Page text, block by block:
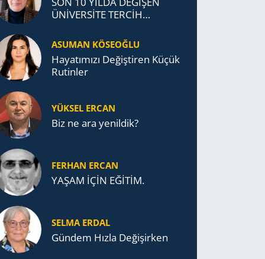
ÜNİVERSİTE TERCİH
ASUMAN KÖSEOĞLU
Ha­ya­tı­mı­zı De­ğiş­ti­ren Küçük
Ru­tin­ler
YÜKSEL ERCAN
Biz ne ara yenildik?
FERHAN ERCAN
YAŞAM İÇİN EĞİTİM.
SELMA ERDAL
Gündem Hızla Değişirken